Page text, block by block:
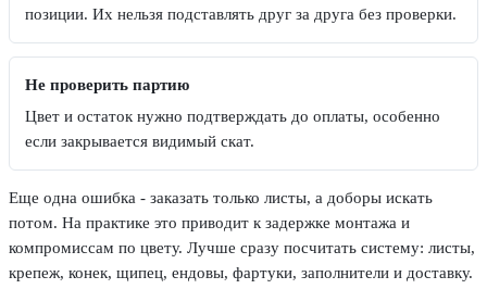
позиции. Их нельзя подставлять друг за друга без проверки.
Не проверить партию
Цвет и остаток нужно подтверждать до оплаты, особенно
если закрывается видимый скат.
Еще одна ошибка - заказать только листы, а доборы искать
потом. На практике это приводит к задержке монтажа и
компромиссам по цвету. Лучше сразу посчитать систему: листы,
крепеж, конек, щипец, ендовы, фартуки, заполнители и доставку.